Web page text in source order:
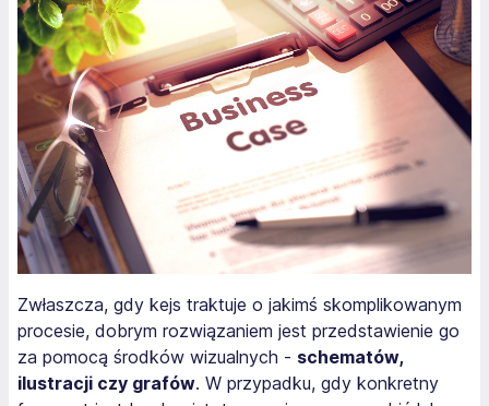
Zwłaszcza, gdy kejs traktuje o jakimś skomplikowanym
procesie, dobrym rozwiązaniem jest przedstawienie go
za pomocą środków wizualnych - schematów,
ilustracji czy grafów. W przypadku, gdy konkretny